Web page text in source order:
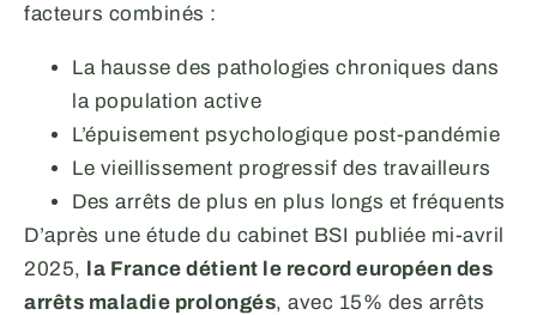
facteurs combinés :
La hausse des pathologies chroniques dans
la population active
L’épuisement psychologique post-pandémie
Le vieillissement progressif des travailleurs
Des arrêts de plus en plus longs et fréquents
D’après une étude du cabinet BSI publiée mi-avril
2025, la France détient le record européen des
arrêts maladie prolongés, avec 15% des arrêts